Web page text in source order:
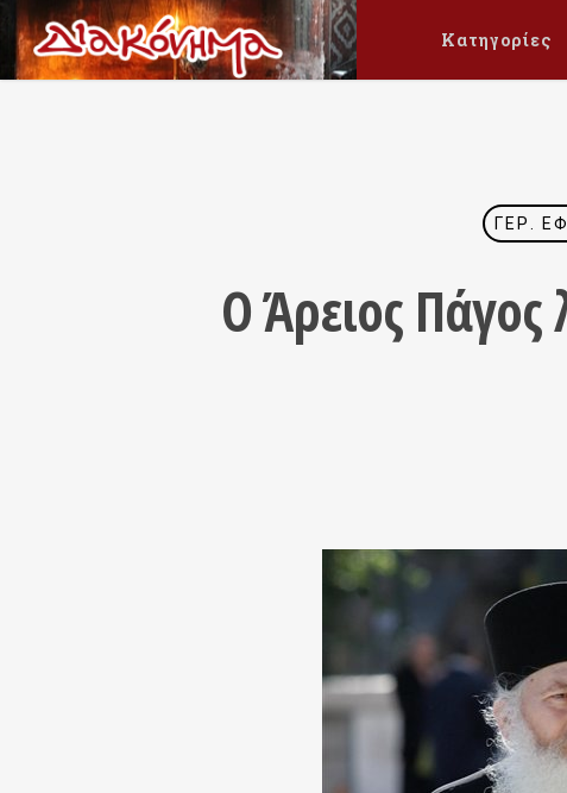
Κατηγορίες
ΓΈΡ.
Ο Άρειος